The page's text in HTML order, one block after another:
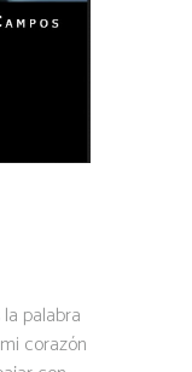
la palabra
corazón